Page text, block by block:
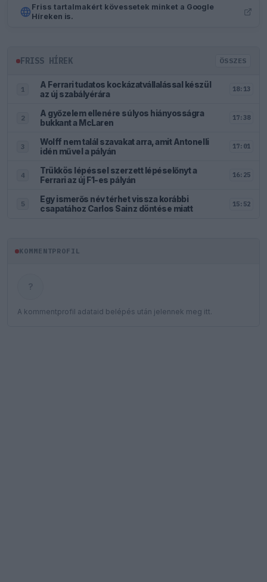
Friss tartalmakért kövessetek minket a Google
Híreken is.
FRISS HÍREK ÖSSZES
1
A Ferrari tudatos kockázatvállalással készül
az új szabályérára
18:13
2
A győzelem ellenére súlyos hiányosságra
bukkant a McLaren
17:38
3
Wolff nem talál szavakat arra, amit Antonelli
idén művel a pályán
17:01
4
Trükkös lépéssel szerzett lépéselőnyt a
Ferrari az új F1-es pályán
16:25
5
Egy ismerős név térhet vissza korábbi
csapatához Carlos Sainz döntése miatt
15:52
KOMMENTPROFIL
A kommentprofil adataid belépés után jelennek meg itt.